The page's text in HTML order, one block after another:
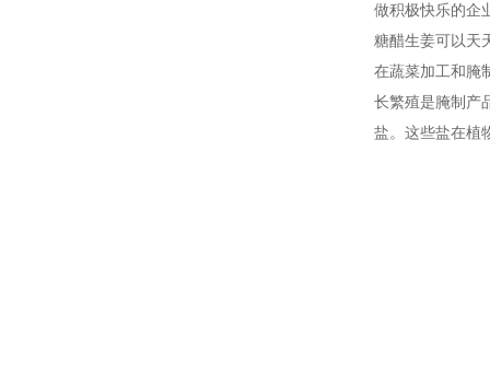
做积极快乐的企
糖醋生姜可以天
在蔬菜加工和腌
长繁殖是腌制产
盐。这些盐在植